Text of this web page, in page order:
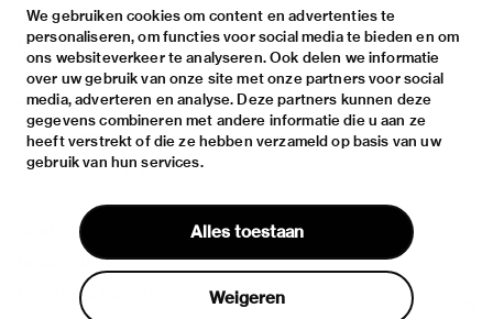
We gebruiken cookies om content en advertenties te
personaliseren, om functies voor social media te bieden en om
ons websiteverkeer te analyseren. Ook delen we informatie
over uw gebruik van onze site met onze partners voor social
media, adverteren en analyse. Deze partners kunnen deze
gegevens combineren met andere informatie die u aan ze
heeft verstrekt of die ze hebben verzameld op basis van uw
gebruik van hun services.
Alles toestaan
Weigeren
activities
practical information
about
the museum
the collection
foundations & partners
contact
house rules
privacy & cookies